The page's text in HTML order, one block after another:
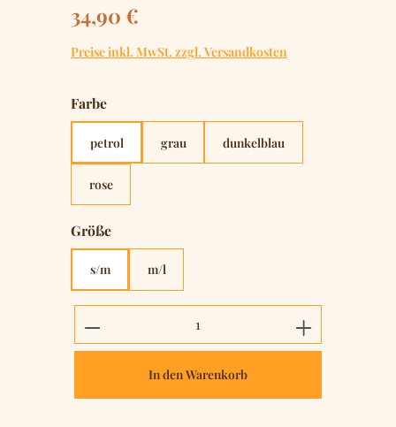
Regulärer Preis:
34,90 €
Preise inkl. MwSt. zzgl. Versandkosten
Farbeauswählen
petrol grau dunkelblau
rose
Größeauswählen
s/m m/l
Produkt Anzahl: Gib den
In den Warenkorb